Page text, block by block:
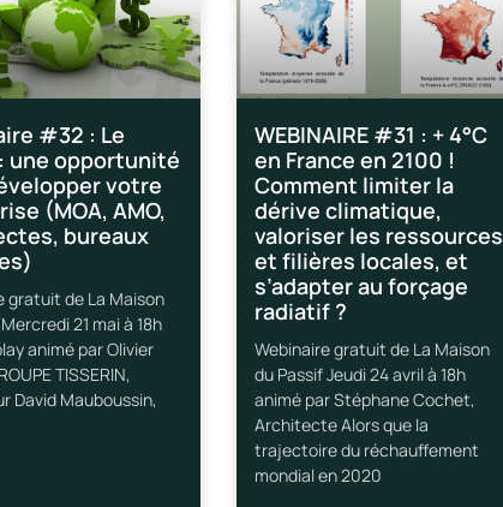
#32 : Le
une opportunité
votre
(MOA, AMO,
bureaux
gratuit de La Maison
21 mai à 18h
animé par Olivier
TISSERIN,
David Mauboussin,
WEBINAIRE #31 : + 4°C
en France en 2100 !
Comment limiter la
dérive climatique,
valoriser les ressources
et filières locales, et
s’adapter au forçage
radiatif ?
Webinaire gratuit de La Maison
du Passif Jeudi 24 avril à 18h
animé par Stéphane Cochet,
Architecte Alors que la
trajectoire du réchauffement
mondial en 2020